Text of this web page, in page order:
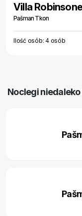
Villa Robinsone
Pašman Tkon
Ilość osób: 4 osób
Noclegi